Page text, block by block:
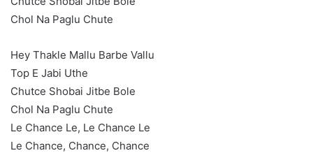
Chol Na Paglu Chute
Hey Thakle Mallu Barbe Vallu
Top E Jabi Uthe
Chutce Shobai Jitbe Bole
Chol Na Paglu Chute
Le Chance Le, Le Chance Le
Le Chance, Chance, Chance